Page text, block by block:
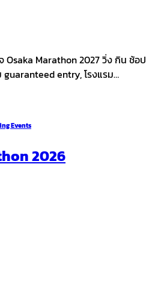
Osaka Marathon 2027 วิ่ง กิน ช้อป
guaranteed entry, โรงแรม…
Events
2026